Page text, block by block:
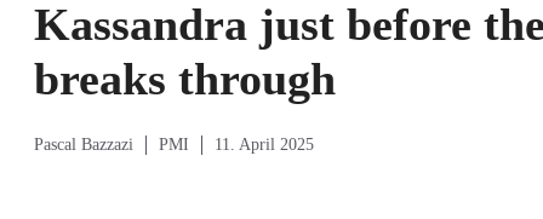
Kassandra just before
breaks through
Pascal Bazzazi PMI 11. April 2025